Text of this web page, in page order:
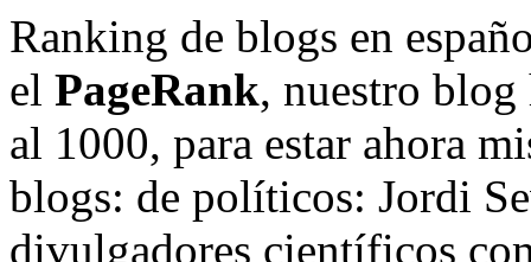
Ranking de blogs en
el PageRank, nuestro blog
al 1000, para estar ahora
blogs: de políticos: Jordi
divulgadores científicos